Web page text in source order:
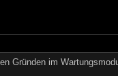
Gründen im